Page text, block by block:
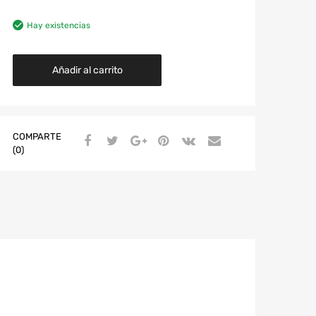
Hay existencias
Añadir al carrito
COMPARTE
(0)